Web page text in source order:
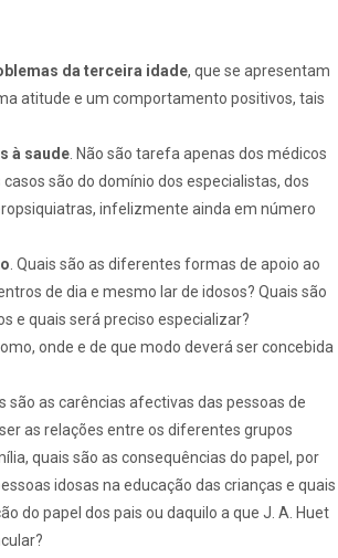
da terceira idade, que se apresentam
atitude e um comportamento positivos, tais
à saude . Não são tarefa apenas dos médicos
são do domínio dos especialistas, dos
infelizmente ainda em número
. Quais são as diferentes formas de apoio ao
de dia e mesmo lar de idosos? Quais são
e quais será preciso especializar?
onde e de que modo deverá ser concebida
são as carências afectivas das pessoas de
as relações entre os diferentes grupos
quais são as consequências do papel, por
idosas na educação das crianças e quais
do papel dos pais ou daquilo a que J. A. Huet